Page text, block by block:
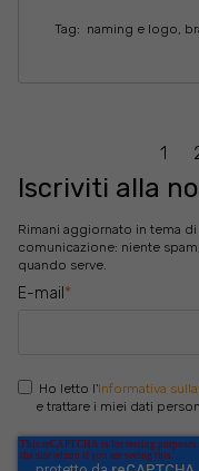
Tag: naming e logo
1
Iscriviti alla
Rimani aggiornato in tema
comunicazione: niente
quando serve.
E-mail *
Ho letto l'Informativa
e trattare i miei dati